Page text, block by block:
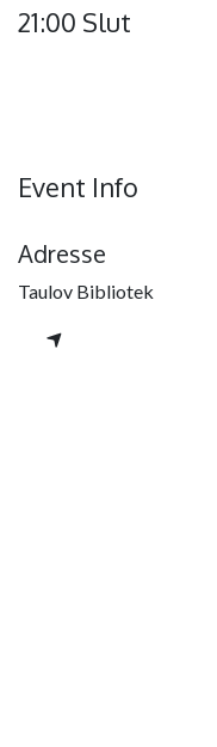
21:00 Slut
Event Info
Adresse
Taulov Bibliotek